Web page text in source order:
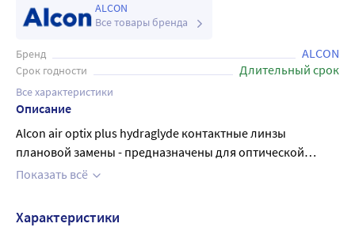
ALCON
Все товары бренда
Бренд ALCON
Срок годности Длительный срок
Все характеристики
Описание
Alcon air optix plus hydraglyde контактные линзы
плановой замены - предназначены для оптической
коррекции зрения лиц, не имеющих заболеваний глаз и с
качество зрения. Базовая кривизна - 8,6 мм Диаметр - 14,2
мм Режим замены - ежемесячный (раз в 30 дней). Линзы
Показать всё
Характеристики